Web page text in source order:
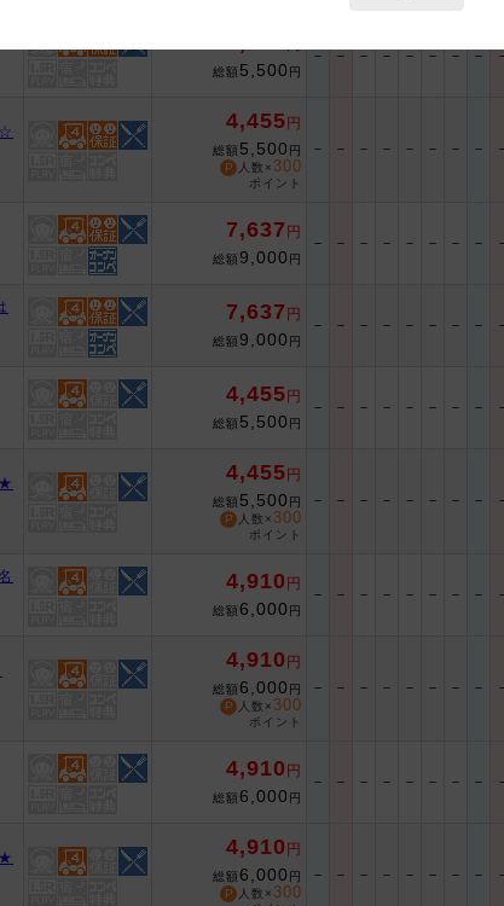
総額 5,500 円
－ － － － － － － －
4,455 円
総額 5,500 円
人数× 300
ポイント
－ － － － － － － －
7,637 円
総額 9,000 円
－ － － － － － － －
7,637 円
総額 9,000 円
－ － － － － － － －
4,455 円
総額 5,500 円
－ － － － － － － －
4,455 円
総額 5,500 円
人数× 300
ポイント
－ － － － － － － －
4,910 円
総額 6,000 円
－ － － － － － － －
4,910 円
総額 6,000 円
人数× 300
ポイント
－ － － － － － － －
4,910 円
総額 6,000 円
－ － － － － － － －
4,910 円
総額 6,000 円
人数× 300
－ － － － － － － －
understanding and cooperation regarding the above points.